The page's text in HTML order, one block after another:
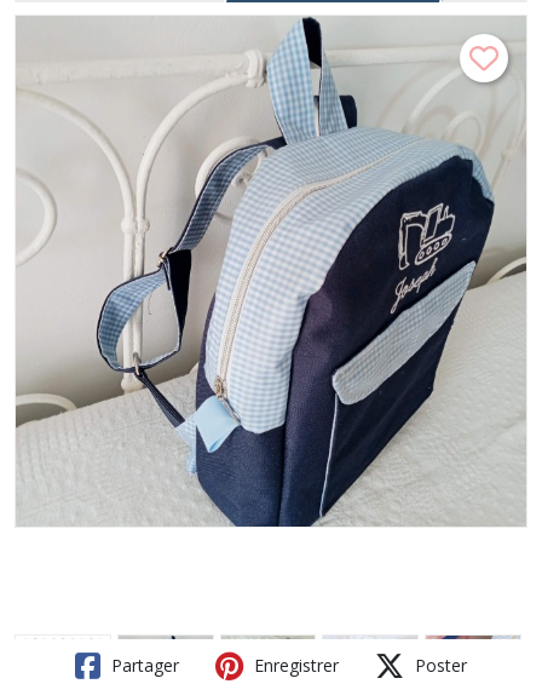
Partager Enregistrer Poster